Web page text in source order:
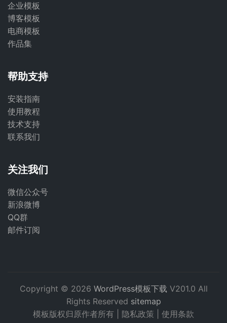
企业模板
博客模板
电商模板
作品集
帮助支持
安装指南
使用教程
技术支持
联系我们
关注我们
微信公众号
新浪微博
QQ群
邮件订阅
Copyright © 2026 WordPress模板下载 V201.0 All
Rights Reserved sitemap
模板版权归原作者所有 | 隐私政策 使用条款